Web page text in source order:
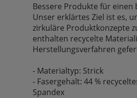
Bessere Produkte für einen
Unser erklärtes Ziel ist es,
zirkuläre Produktkonzepte
enthalten recycelte
Herstellungsverfahren
- Materialtyp: Strick
- Fasergehalt: 44 %
Spandex